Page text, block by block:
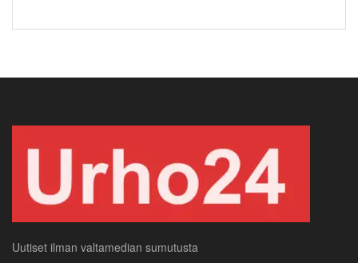
Uutiset ilman valtamedian sumutusta